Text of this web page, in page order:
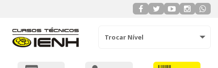
Trocar Nível